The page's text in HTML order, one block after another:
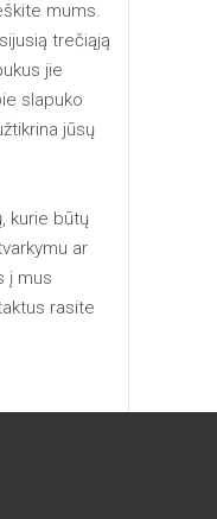
mums.
trečiąją
jie
slapuko
jūsų
kurie būtų
ar
į mus
rasite